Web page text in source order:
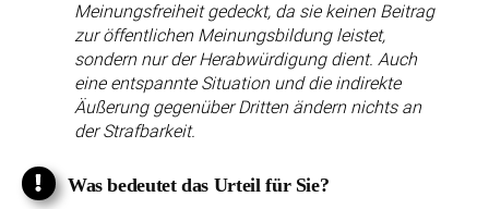
Meinungsfreiheit gedeckt, da sie keinen Beitrag
zur öffentlichen Meinungsbildung leistet,
sondern nur der Herabwürdigung dient. Auch
eine entspannte Situation und die indirekte
Äußerung gegenüber Dritten ändern nichts an
der Strafbarkeit.
Was bedeutet das Urteil für Sie?